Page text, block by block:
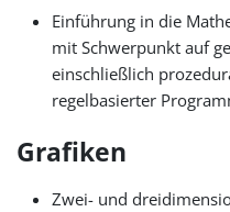
Einführung in die
mit Schwerpunkt auf
einschließlich
regelbasierter
Grafiken
Zwei- und